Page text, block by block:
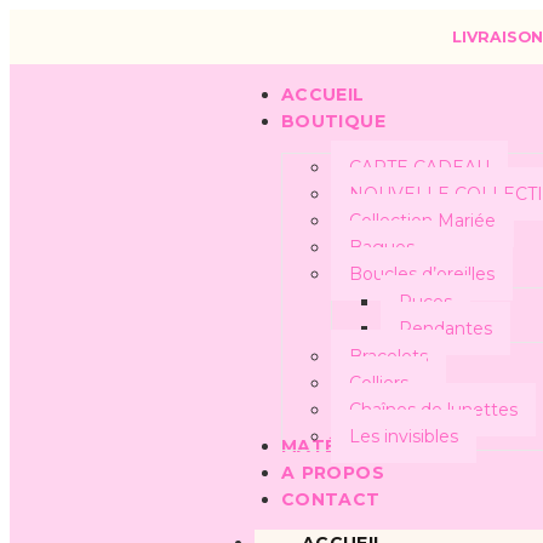
ACCUEIL
BOUTIQUE
CARTE CADEAU
NOUVELLE
Collection Mariée
Bagues
Boucles d’oreilles
Puces
Pendantes
Bracelets
Colliers
Chaînes de lunettes
Les invisibles
MATÉRIAUX
A PROPOS
CONTACT